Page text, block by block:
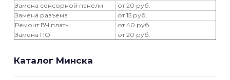
Замена сенсорной панели
от 20 руб.
Замена разъема
от 15 руб.
Ремонт ВЧ платы
от 40 руб.
Замена ПО
от 20 руб.
Каталог Минска